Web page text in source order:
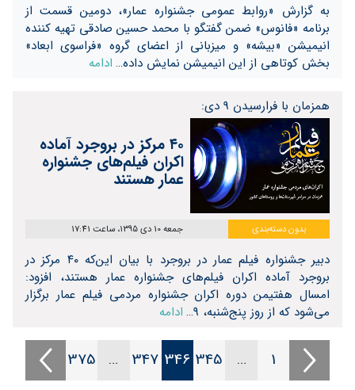
به گزارش «روابط عمومی جشنواره عمار»، دومین قسمت از
برنامه «فانوس» ضمن گفتگو با محمد حسین صادقی تهیه کننده
انیمیشن «بیشه» و میزبانی از اعضای گروه «فراسوی ابعاد»
بخش کوتاهی از این انیمیشن نمایش داده… ادامه
همزمان با فرارسیدن 9 دی:
۴۰ مرکز در بروجرد آماده
اکران فیلم‌های جشنواره
عمار هستند
بدون دسته‌بندی جمعه 10 دی 1395، ساعت 17:41
دبیر جشنواره فیلم عمار در بروجرد با بیان این‌که ۴۰ مرکز در
بروجرد آماده اکران فیلم‌های جشنواره عمار هستند، افزود:
امسال هفتیمن دوره اکران جشنواره مردمی فیلم عمار برگزار
می‌شود که از روز پنج‌شنبه، ۹…
ادامه
1
…
345
346
347
…
375